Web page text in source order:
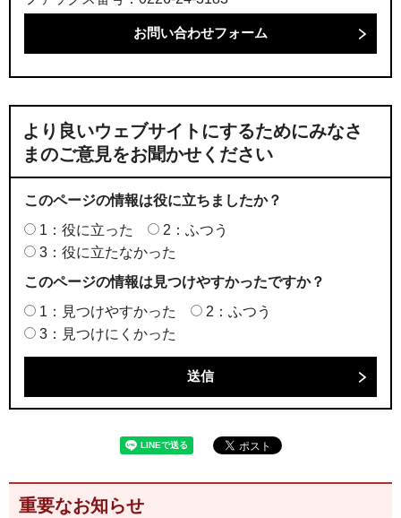
より良いウェブサイトにするためにみなさ
まのご意見をお聞かせください
このページの情報は役に立ちましたか？
1：役に立った
2：ふつう
3：役に立たなかった
このページの情報は見つけやすかったですか？
1：見つけやすかった
2：ふつう
3：見つけにくかった
重要なお知らせ